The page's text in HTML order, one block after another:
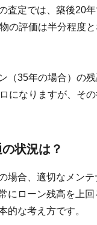
査定では、築後20
の評価は半分程度
（35年の場合）の
になりますが、そ
状況は？
場合、適切なメン
にローン残高を上
的な考え方です。